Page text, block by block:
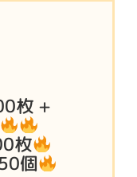
枚 +
枚
個